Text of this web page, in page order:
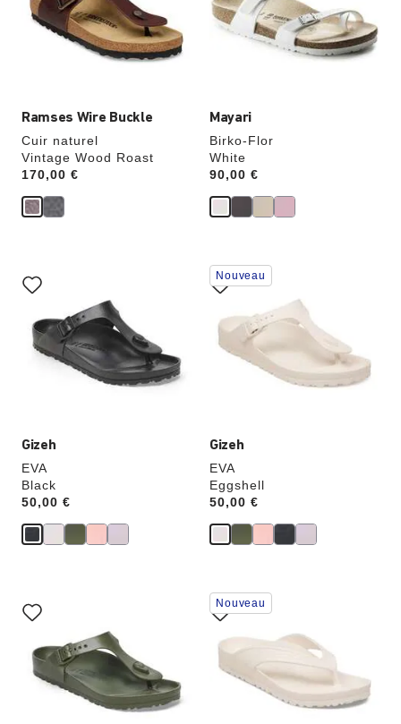
Ramses Wire Buckle
Cuir naturel
Vintage Wood Roast
Price:
170,00 €
couleurs
modifiera
Mayari
Birko-Flor
White
Price:
90,00 €
couleurs
modifiera
Gizeh
EVA
Black
Price:
50,00 €
sur
les
échantillons
couleurs
modifiera
Gizeh
EVA
Eggshell
Price:
50,00 €
Cliquer
sur
les
échantillons
couleurs
modifiera
Nouveau
sur
les
échantillons
couleurs
modifiera
Cliquer
sur
les
échantillons
couleurs
modifiera
Nouveau